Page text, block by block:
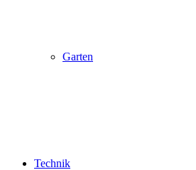
Garten
Technik